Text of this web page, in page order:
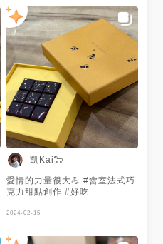
胖V覺得還好 沒有到這麼愛 可
能是純巧克力入喉後偏厚重 比
較不喜歡這種感覺 但喜歡濃郁
巧克力的應該會很喜歡 建議搭
配店內熱茶 可以多次回沖 依照
店家附上的沙漏時間沖泡 每一
口都回甘不澀🥰 - 🚩畬室法式巧
克力甜點創作 YU
CHOCOLATIER 🚇台北市大安
區仁愛路四段112巷3弄10號 📞
02 2701 0792 ⏰️
PM12:00~PM20:00 ✅️內用極
度建議訂位、預留甜點 #taipei
#taipeifood #相機食先 #台北
下午茶 #台北美食 #台北 #台北
必吃 #畬室法式巧克力甜點創作
#畬室 #跟著胖v一起吃 #胖v吃
#栗子泥#栗子#蒙布朗#蛋白霜#
杏仁#萊姆酒#畬室
凱Kai🐑
愛情的力量很大💪 #畬室法式巧
克力甜點創作 #好吃
2024-02-15